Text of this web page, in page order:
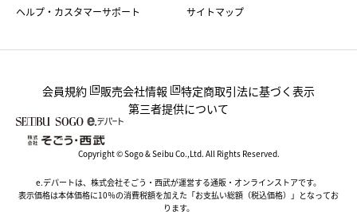
ヘルプ・カスタマーサポート サイトマップ
会員規約 販売会社情報
特定商取引法に基づく表示
第三者提供について
Copyright © Sogo & Seibu Co.,Ltd. All Rights Reserved.
e.デパートは、株式会社そごう・西武が運営する通販・オンラインストアです。
表示価格は本体価格に10％の消費税額を加えた「お支払い総額（税込価格）」となってお
ります。